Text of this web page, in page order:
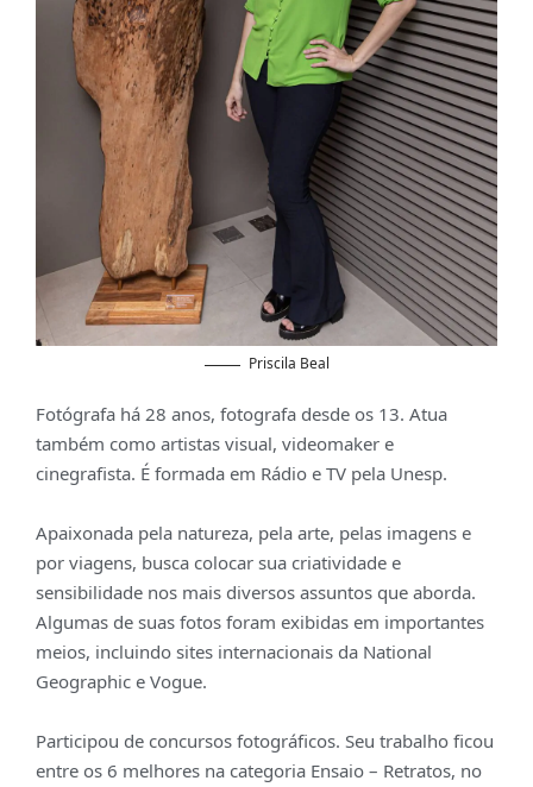
Priscila Beal
Fotógrafa há 28 anos, fotografa desde os 13. Atua
também como artistas visual, videomaker e
cinegrafista. É formada em Rádio e TV pela Unesp.
Apaixonada pela natureza, pela arte, pelas imagens e
por viagens, busca colocar sua criatividade e
sensibilidade nos mais diversos assuntos que aborda.
Algumas de suas fotos foram exibidas em importantes
meios, incluindo sites internacionais da National
Geographic e Vogue.
Participou de concursos fotográficos. Seu trabalho ficou
entre os 6 melhores na categoria Ensaio – Retratos, no